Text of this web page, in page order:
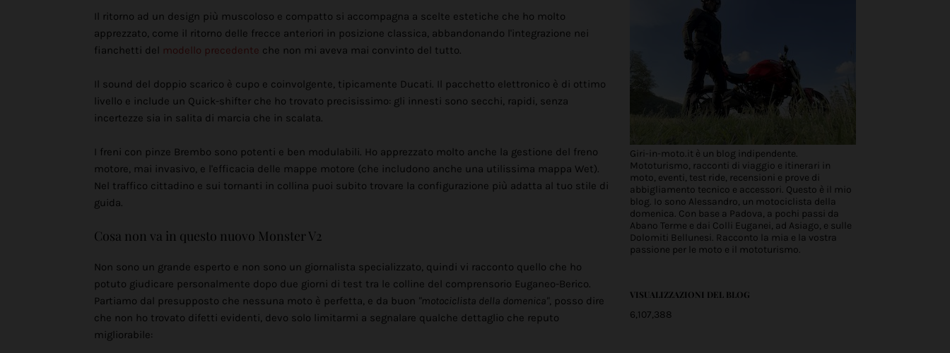
Il ritorno ad un design più muscoloso e compatto si accompagna a scelte estetiche che ho molto
apprezzato, come il ritorno delle frecce anteriori in posizione classica, abbandonando l'integrazione nei
fianchetti del modello precedente che non mi aveva mai convinto del tutto.
Il sound del doppio scarico è cupo e coinvolgente, tipicamente Ducati. Il pacchetto elettronico è di ottimo
livello e include un Quick-shifter che ho trovato precisissimo: gli innesti sono secchi, rapidi, senza
incertezze sia in salita di marcia che in scalata.
I freni con pinze Brembo sono potenti e ben modulabili. Ho apprezzato molto anche la gestione del freno
motore, mai invasivo, e l'efficacia delle mappe motore (che includono anche una utilissima mappa Wet).
Nel traffico cittadino e sui tornanti in collina puoi subito trovare la configurazione più adatta al tuo stile di
guida.
Cosa non va in questo nuovo Monster V2
Non sono un grande esperto e non sono un giornalista specializzato, quindi vi racconto quello che ho
potuto giudicare personalmente dopo due giorni di test tra le colline del comprensorio Euganeo-Berico.
Partiamo dal presupposto che nessuna moto è perfetta, e da buon "motociclista della domenica", posso dire
che non ho trovato difetti evidenti, devo solo limitarmi a segnalare qualche dettaglio che reputo
migliorabile:
Giri-in-moto.it è un blog indipendente.
Mototurismo, racconti di viaggio e itinerari in
moto, eventi, test ride, recensioni e prove di
abbigliamento tecnico e accessori. Questo è il mio
blog. Io sono Alessandro, un motociclista della
domenica. Con base a Padova, a pochi passi da
Abano Terme e dai Colli Euganei, ad Asiago, e sulle
Dolomiti Bellunesi. Racconto la mia e la vostra
passione per le moto e il mototurismo.
VISUALIZZAZIONI DEL BLOG
6,107,388